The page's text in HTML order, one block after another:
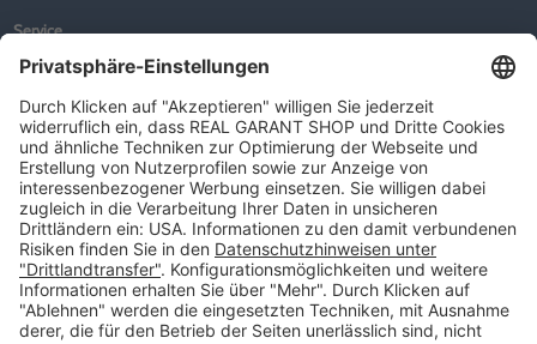
Service
Warenkorb
Neues Kunden-Konto anlegen
Newsletter
Kontakt
FAQs
Über uns
Kategorien
Betriebsorganisation (52)
Schlüsselorganisation (140)
Reifenorganisation (35)
Werkstattorganisation (166)
Preisauszeichnung und Preisdisplays (35)
Formulare KFZ und Werkstatt (34)
Kennzeichenhalter (49)